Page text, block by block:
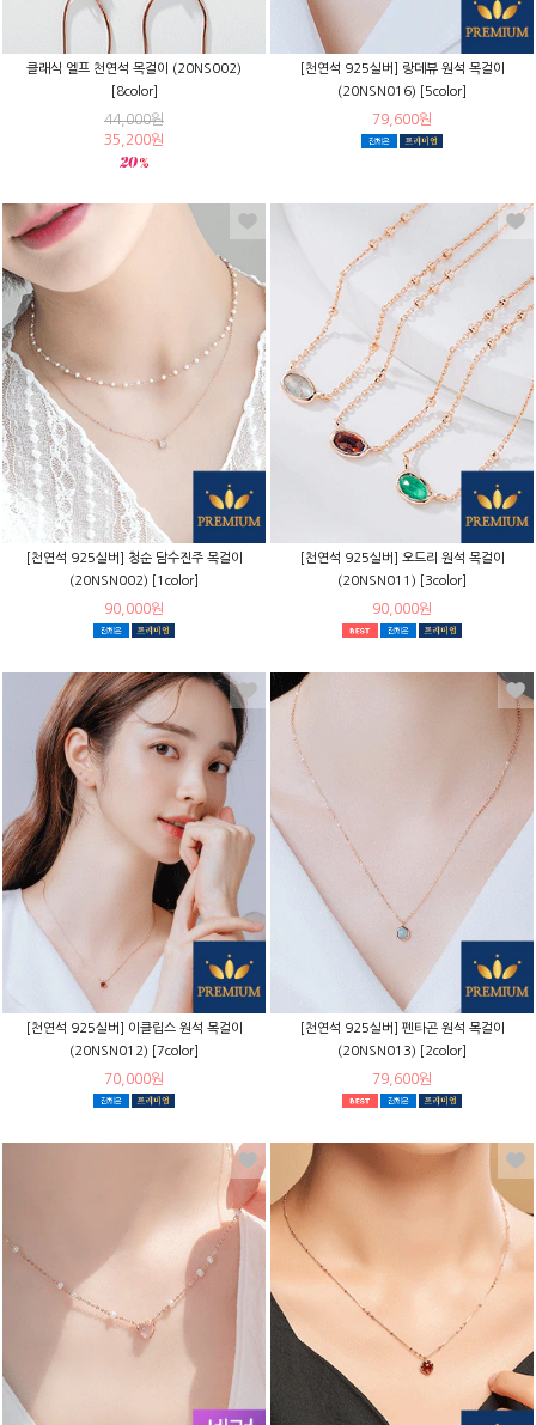
클래식 엘프 천연석 목걸이 (20NS002)
[8color]
44,000원
35,200원
[천연석 925실버] 랑데뷰 원석 목걸이
(20NSN016) [5color]
79,600원
[천연석 925실버] 청순 담수진주 목걸이
(20NSN002) [1color]
90,000원
[천연석 925실버] 오드리 원석 목걸이
(20NSN011) [3color]
90,000원
[천연석 925실버] 이클립스 원석 목걸이
(20NSN012) [7color]
70,000원
[천연석 925실버] 펜타곤 원석 목걸이
(20NSN013) [2color]
79,600원